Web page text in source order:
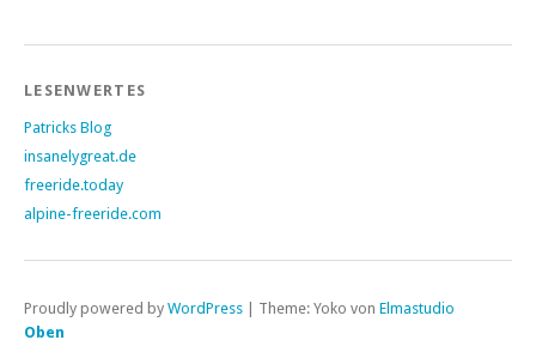
LESENWERTES
Patricks Blog
insanelygreat.de
freeride.today
alpine-freeride.com
Proudly powered by WordPress Theme: Yoko von Elmastudio
Oben